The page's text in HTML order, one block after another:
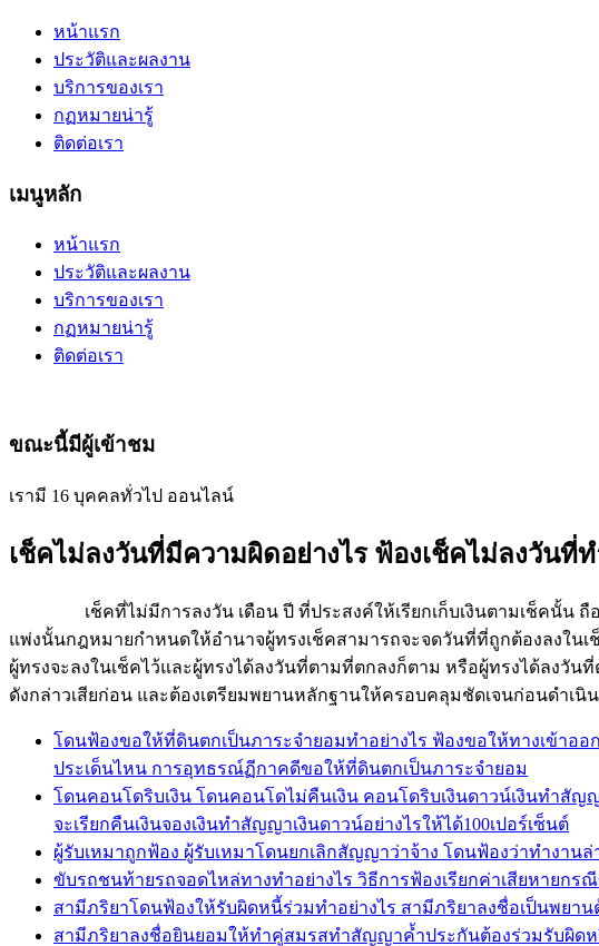
หน้าแรก
ประวัติและผลงาน
บริการของเรา
กฏหมายน่ารู้
ติดต่อเรา
เมนูหลัก
หน้าแรก
ประวัติและผลงาน
บริการของเรา
กฏหมายน่ารู้
ติดต่อเรา
ขณะนี้มีผู้เข้าชม
เรามี 16 บุคคลทั่วไป ออนไลน์
เช็คไม่ลงวันที่มีความผิดอย่างไร ฟ้องเช็คไม่ลงวัน
เช็คที่ไม่มีการลงวัน เดือน ปี ที่ประสงค์ให้เรียกเก็บเงินตามเช็คนั้น ถือ
แพ่งนั้นกฎหมายกำหนดให้อำนาจผู้ทรงเช็คสามารถจะจดวันที่ที่ถูกต้องลงใ
ผู้ทรงจะลงในเช็คไว้และผู้ทรงได้ลงวันที่ตามที่ตกลงก็ตาม หรือผู้ทรงได้ลง
ดังกล่าวเสียก่อน และต้องเตรียมพยานหลักฐานให้ครอบคลุมชัดเจนก่อนดำเ
โดนฟ้องขอให้ที่ดินตกเป็นภาระจำยอมทำอย่างไร ฟ้องขอให้ทางเข้าอ
ประเด็นไหน การอุทธรณ์ฏีกาคดีขอให้ที่ดินตกเป็นภาระจำยอม
โดนคอนโดริบเงิน โดนคอนโดไม่คืนเงิน คอนโดริบเงินดาวน์เงินทำสัญ
จะเรียกคืนเงินจองเงินทำสัญญาเงินดาวน์อย่างไรให้ได้100เปอร์เซ็นต์
ผู้รับเหมาถูกฟ้อง ผู้รับเหมาโดนยกเลิกสัญญาว่าจ้าง โดนฟ้องว่าทำงาน
ขับรถชนท้ายรถจอดไหล่ทางทำอย่างไร วิธีการฟ้องเรียกค่าเสียหาย
สามีภริยาโดนฟ้องให้รับผิดหนี้ร่วมทำอย่างไร สามีภริยาลงชื่อเป็นพยา
สามีภริยาลงชื่อยินยอมให้ทำคู่สมรสทำสัญญาค้ำประกันต้องร่วมรับผิด